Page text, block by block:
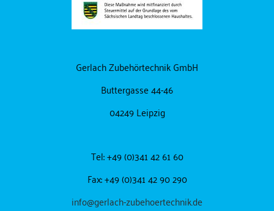
Gerlach Zubehörtechnik GmbH
Buttergasse 44-46
04249 Leipzig
Tel: +49 (0)341 42 61 60
Fax: +49 (0)341 42 90 290
info@gerlach-zubehoertechnik.de